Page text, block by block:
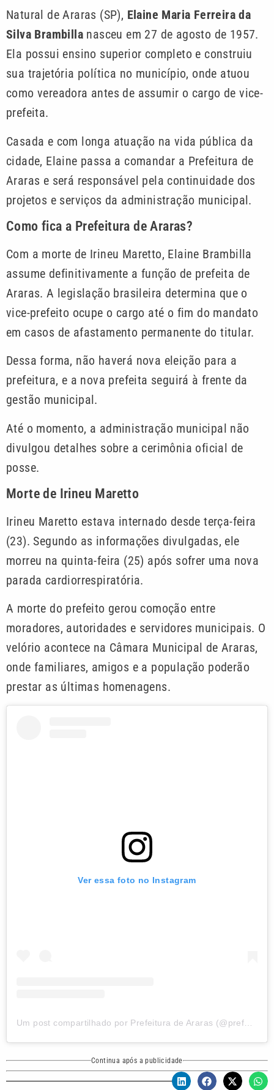
Natural de Araras (SP), Elaine Maria Ferreira da
Silva Brambilla nasceu em 27 de agosto de 1957.
Ela possui ensino superior completo e construiu
sua trajetória política no município, onde atuou
como vereadora antes de assumir o cargo de vice-
prefeita.
Casada e com longa atuação na vida pública da
cidade, Elaine passa a comandar a Prefeitura de
Araras e será responsável pela continuidade dos
projetos e serviços da administração municipal.
Como fica a Prefeitura de Araras?
Com a morte de Irineu Maretto, Elaine Brambilla
assume definitivamente a função de prefeita de
Araras. A legislação brasileira determina que o
vice-prefeito ocupe o cargo até o fim do mandato
em casos de afastamento permanente do titular.
Dessa forma, não haverá nova eleição para a
prefeitura, e a nova prefeita seguirá à frente da
gestão municipal.
Até o momento, a administração municipal não
divulgou detalhes sobre a cerimônia oficial de
posse.
Morte de Irineu Maretto
Irineu Maretto estava internado desde terça-feira
(23). Segundo as informações divulgadas, ele
morreu na quinta-feira (25) após sofrer uma nova
parada cardiorrespiratória.
A morte do prefeito gerou comoção entre
moradores, autoridades e servidores municipais. O
velório acontece na Câmara Municipal de Araras,
onde familiares, amigos e a população poderão
prestar as últimas homenagens.
Ver essa foto no Instagram
Continua após a publicidade